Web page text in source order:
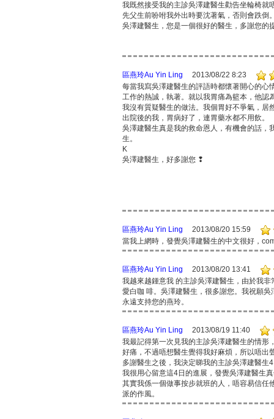
我既然接受我的主診吳澤建醫生勸告坐輪椅就
先父生前吩咐我外出時要沈著氣，否則會跌倒
吳澤建醫生，您是一個很好的醫生，多謝您的
區燕玲Au Yin Ling
2013/08/22 8:23
每當我寫吳澤建醫生的評語時都懷著開心的心
工作的熱誠，執著。就以我胃痛為籃本，他認
我沒有質疑醫生的做法。我個胃好不爭氣，居
出院後的我，胃病好了，連胃藥水都不用飲。
吳澤建醫生真是我的救命恩人，有機會的話，
生。
K
吳澤建醫生，好多謝您 ❢
區燕玲Au Yin Ling
2013/08/20 15:59
當我上網時，發覺吳澤建醫生的中文很好，
區燕玲Au Yin Ling
2013/08/20 13:41
我越來越鍾意我 的主診吳澤建醫生，由於我
愛白咖 啡。吳澤建醫生，很多謝您。我祝願
永遠支持您的燕玲。
區燕玲Au Yin Ling
2013/08/19 11:40
我最記得第一次見我的主診吳澤建醫生的情形
好痛，不過唔想醫生覺得我好麻煩，所以唔出
多謝醫生之後，我決定睇我的主診吳澤建醫
我很用心留意這4日的進展，發覺吳澤建醫生
其實我係一個做事按步就班的人，唔容易信任
派的作風。